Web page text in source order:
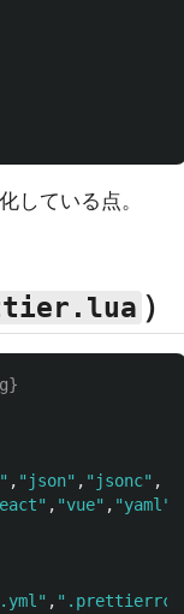
している点。
）
, "json" , "jsonc" ,
, "vue" , "yaml"
,